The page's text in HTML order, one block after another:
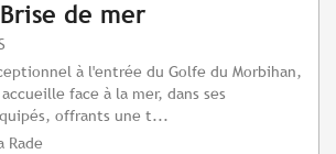
de mer
à l'entrée du Golfe du Morbihan,
face à la mer, dans ses
offrants une t...
Rade